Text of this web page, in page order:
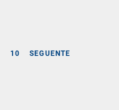
10 SEGUENTE